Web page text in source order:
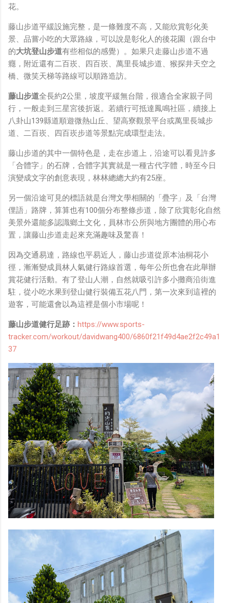
花。
藤山步道平緩設施完整，是一條難度不高，又能欣賞彰化美
景、品嘗小吃的大眾路線，可以說是彰化人的後花園（跟台中
的大坑登山步道有些相似的感覺）。如果只走藤山步道不過
癮，附近還有二百崁、四百崁、萬里長城步道、猴探井天空之
橋、微笑天梯等路線可以順路造訪。
藤山步道全長約2公里，坡度平緩無台階，很適合全家親子同
行，一般走到三星宮後折返。若續行可抵達鳳鳴社區，續接上
八卦山139縣道順遊微熱山丘、望高寮觀景平台或萬里長城步
道、二百崁、四百崁步道等景點完成環型走法。
藤山步道的其中一個特色是，走在步道上，沿途可以看見許多
「合體字」的石牌，合體字其實就是一種古代字體，時至今日
演變成文字的創意表現，林林總總大約有25座。
另一個沿途可見的標語就是台灣文學相關的「疊字」及「台灣
俚語」路牌，算算也有100個分布整條步道，除了欣賞彰化自然
美景外還能多認識鄉土文化，員林市公所與地方團體的用心布
置，讓藤山步道走起來充滿趣味及驚喜！
因為交通易達，路線也平易近人，藤山步道從原本油桐花小
徑，漸漸變成員林人氣健行路線首選，每年公所也會在此舉辦
賞花健行活動。有了登山人潮，自然就吸引許多小攤商沿街進
駐，從小吃水果到登山健行裝備五花八門，第一次來到這裡的
遊客，可能還會以為這裡是個小市場呢！
藤山步道健行足跡： https://www.sports-
tracker.com/workout/davidwang400/6860f21f49d4ae2f2c49a1
37